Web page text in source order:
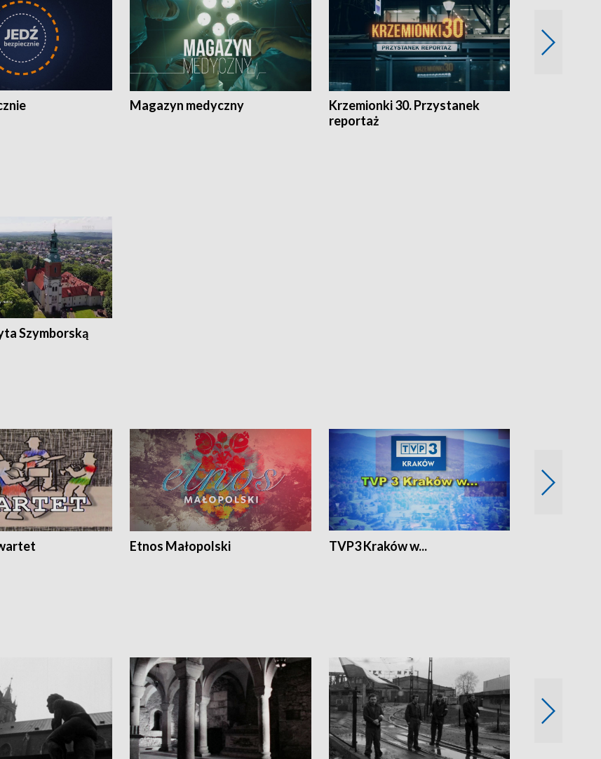
Magazyn medyczny
Krzemionki 30. Przystanek
reportaż
Szymborską
Etnos Małopolski TVP3 Kraków w...